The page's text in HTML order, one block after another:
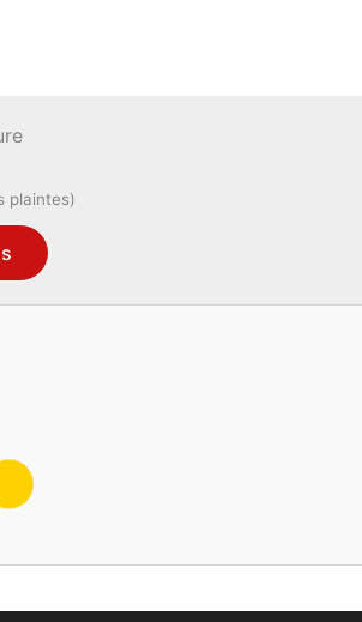
plaintes)